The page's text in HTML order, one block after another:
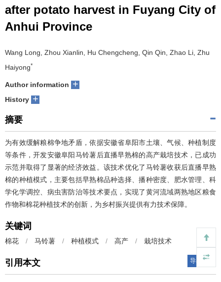
after potato harvest in Fuyang City of
Anhui Province
Wang Long, Zhou Xianlin, Hu Chengcheng, Qin Qin, Zhao Li, Zhu
Haiyong*
Author information +
History +
摘要
为有效缓解粮棉争地矛盾，依据安徽省阜阳市土壤、气候、种植制度
等条件，开发安徽阜阳马铃薯后直播早熟棉的高产栽培技术，已成功
示范并取得了显著的经济效益。该技术优化了马铃薯收获后直播早熟
棉的种植模式，主要包括早熟棉品种选择、播种密度、肥水管理、科
学化学调控、病虫害防治等技术要点，实现了黄河流域两熟地区粮食
作物和棉花种植技术的创新，为乡村振兴提供有力技术保障。
关键词
棉花 / 马铃薯 / 种植模式 / 高产 / 栽培技术
引用本文 导出引用